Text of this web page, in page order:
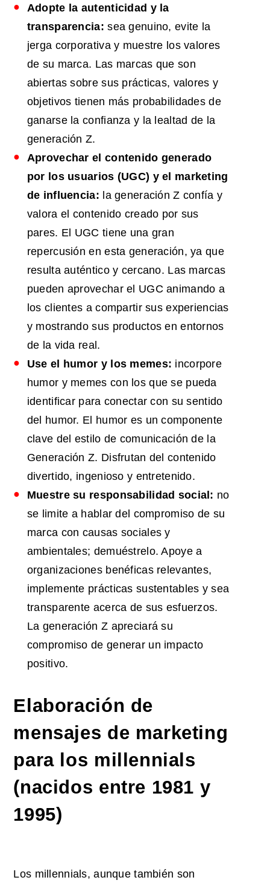
Adopte la autenticidad y la
transparencia: sea genuino, evite la
jerga corporativa y muestre los valores
de su marca. Las marcas que son
abiertas sobre sus prácticas, valores y
objetivos tienen más probabilidades de
ganarse la confianza y la lealtad de la
generación Z.
Aprovechar el contenido generado
por los usuarios (UGC) y el marketing
de influencia: la generación Z confía y
valora el contenido creado por sus
pares. El UGC tiene una gran
repercusión en esta generación, ya que
resulta auténtico y cercano. Las marcas
pueden aprovechar el UGC animando a
los clientes a compartir sus experiencias
y mostrando sus productos en entornos
de la vida real.
Use el humor y los memes: incorpore
humor y memes con los que se pueda
identificar para conectar con su sentido
del humor. El humor es un componente
clave del estilo de comunicación de la
Generación Z. Disfrutan del contenido
divertido, ingenioso y entretenido.
Muestre su responsabilidad social: no
se limite a hablar del compromiso de su
marca con causas sociales y
ambientales; demuéstrelo. Apoye a
organizaciones benéficas relevantes,
implemente prácticas sustentables y sea
transparente acerca de sus esfuerzos.
La generación Z apreciará su
compromiso de generar un impacto
positivo.
Elaboración de
mensajes de marketing
para los millennials
(nacidos entre 1981 y
1995)
Los millennials, aunque también son